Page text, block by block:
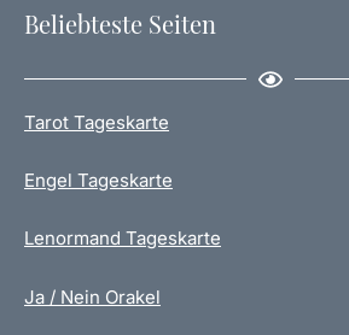
Beliebteste Seiten
Tarot Tageskarte
Engel Tageskarte
Lenormand Tageskarte
Ja / Nein Orakel